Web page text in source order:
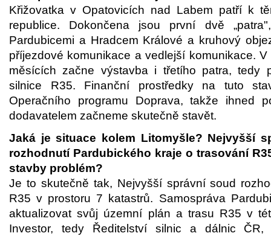
Křižovatka v Opatovicích nad Labem patří k
republice. Dokončena jsou první dvě
Pardubicemi a Hradcem Králové a kruhový
příjezdové komunikace a vedlejší komunikace.
měsících začne výstavba i třetího patra, tedy
silnice R35. Finanční prostředky na tuto
Operačního programu Doprava, takže ihned
dodavatelem začneme skutečně stavět.
Jaká je situace kolem Litomyšle? Nejvyšší
rozhodnutí Pardubického kraje o trasování
stavby problém?
Je to skutečně tak, Nejvyšší správní soud
R35 v prostoru 7 katastrů. Samospráva
aktualizovat svůj územní plán a trasu R35 v
Investor, tedy Ředitelství silnic a dálnic